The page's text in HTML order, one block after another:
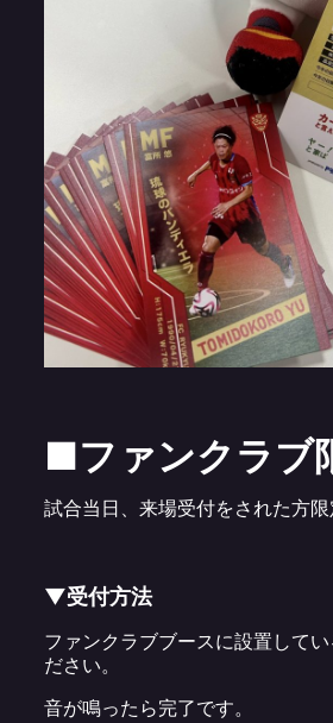
■ファンクラブ
試合当日、来場受付をされた方限
▼受付方法
ファンクラブブースに設置して
ださい。
音が鳴ったら完了です。